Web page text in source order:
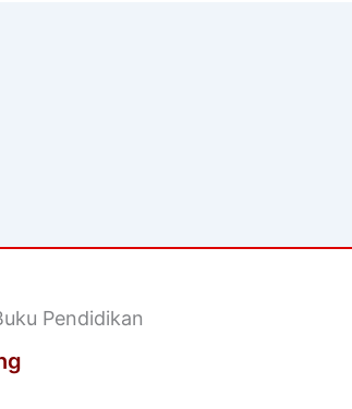
Pendidikan